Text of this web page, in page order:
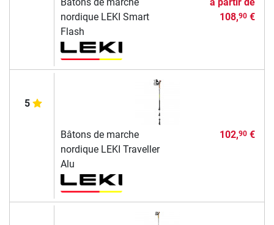
Bâtons de marche
nordique LEKI Smart
Flash
à partir de
108,90€
5
Bâtons de marche
nordique LEKI Traveller
Alu
102,90€